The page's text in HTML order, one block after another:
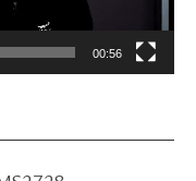
00:56